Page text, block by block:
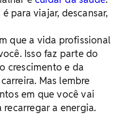
para viajar, descansar,
que a vida profissional
Isso faz parte do
crescimento e da
Mas lembre
em que você vai
recarregar a energia.